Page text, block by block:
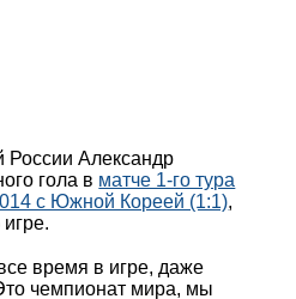
Александр
гола в матче 1-го тура
с Южной Кореей (1:1),
время в игре, даже
чемпионат мира, мы